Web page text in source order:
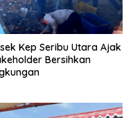
Kep Seribu Utara Ajak
Bersihkan